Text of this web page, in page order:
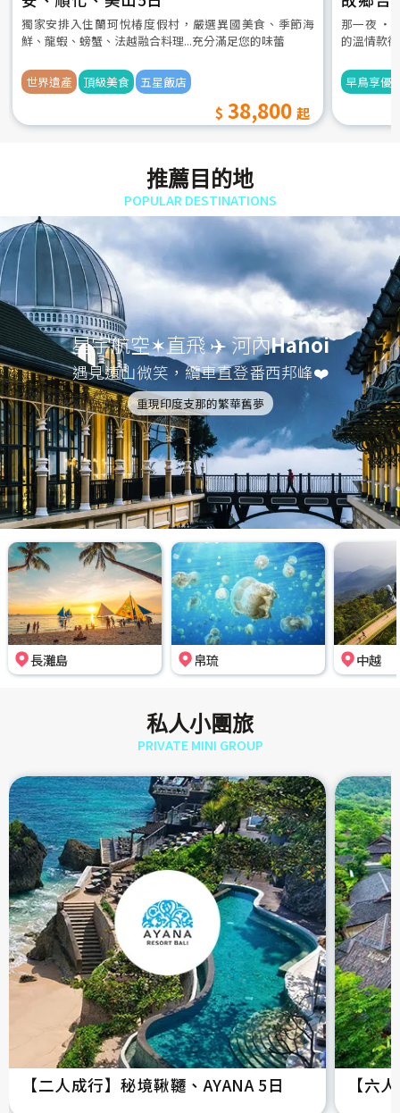
獨家安排入住蘭珂悅椿度假村，嚴選異國美食、季節海
鮮、龍蝦、螃蟹、法越融合料理...充分滿足您的味蕾
世界遺產 頂級美食 五星飯店
38,800
5日
那一夜 ‧
的溫情款
早鳥享優
推薦目的地
POPULAR DESTINATIONS
星宇航空✶直飛 ✈️ 河內Hanoi
遇見遠山微笑，纜車直登番西邦峰❤️
重現印度支那的繁華舊夢
長灘島 帛琉 中越
私人小團旅
PRIVATE MINI GROUP
【二人成行】秘境鞦韆、AYANA 5日 【六